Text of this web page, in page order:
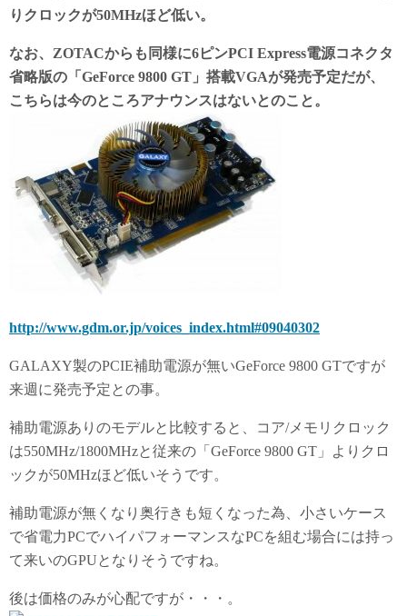
りクロックが50MHzほど低い。
なお、ZOTACからも同様に6ピンPCI Express電源コネクタ
省略版の「GeForce 9800 GT」搭載VGAが発売予定だが、
こちらは今のところアナウンスはないとのこと。
http://www.gdm.or.jp/voices_index.html#09040302
GALAXY製のPCIE補助電源が無いGeForce 9800 GTですが
来週に発売予定との事。
補助電源ありのモデルと比較すると、コア/メモリクロック
は550MHz/1800MHzと従来の「GeForce 9800 GT」よりクロ
ックが50MHzほど低いそうです。
補助電源が無くなり奥行きも短くなった為、小さいケース
で省電力PCでハイパフォーマンスなPCを組む場合には持っ
て来いのGPUとなりそうですね。
後は価格のみが心配ですが・・・。